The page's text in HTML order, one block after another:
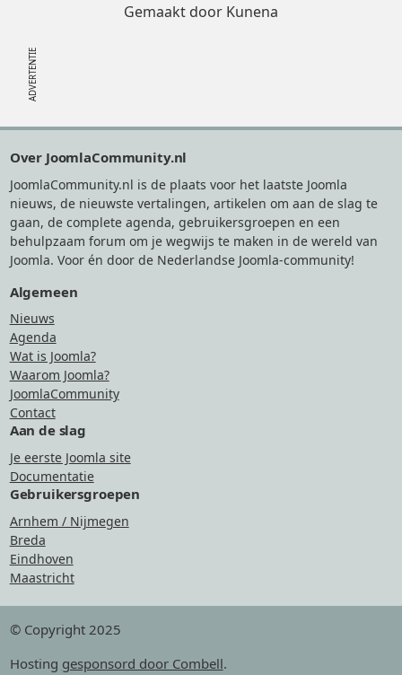
Gemaakt door Kunena
Over JoomlaCommunity.nl
JoomlaCommunity.nl is de plaats voor het laatste Joomla
nieuws, de nieuwste vertalingen, artikelen om aan de slag te
gaan, de complete agenda, gebruikersgroepen en een
behulpzaam forum om je wegwijs te maken in de wereld van
Joomla. Voor én door de Nederlandse Joomla-community!
Algemeen
Nieuws
Agenda
Wat is Joomla?
Waarom Joomla?
JoomlaCommunity
Contact
Aan de slag
Je eerste Joomla site
Documentatie
Gebruikersgroepen
Arnhem / Nijmegen
Breda
Eindhoven
Maastricht
© Copyright 2025
Hosting gesponsord door Combell.